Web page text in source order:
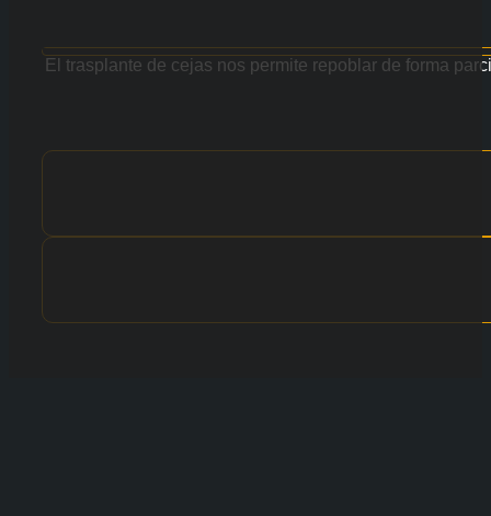
El trasplante de cejas nos permite repoblar de forma